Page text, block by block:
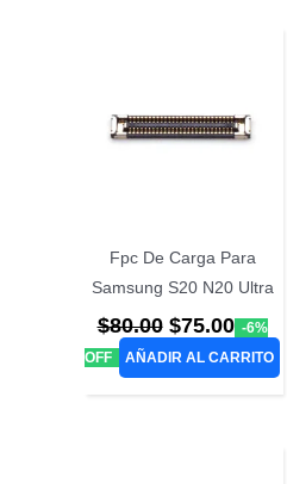
Fpc De Carga Para
Samsung S20 N20 Ultra
$80.00 El
precio
original
$75.00El
precio
actual
-6%
OFF
AÑADIR AL CARRITO